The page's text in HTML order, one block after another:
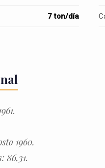
7 ton/día
1960.
86,31.